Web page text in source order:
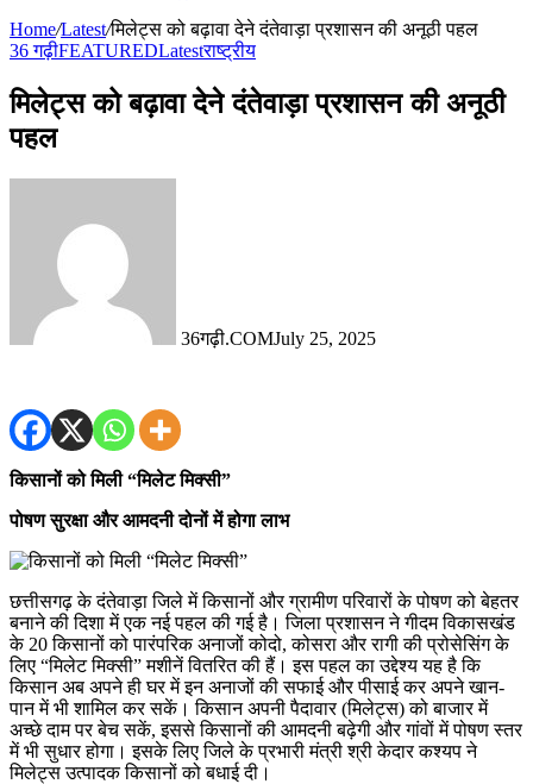
Home/Latest/मिलेट्स को बढ़ावा देने दंतेवाड़ा प्रशासन की अनूठी पहल
36 गढ़ीFEATUREDLatestराष्ट्रीय
मिलेट्स को बढ़ावा देने दंतेवाड़ा प्रशासन की अनूठी
पहल
36गढ़ी.COMJuly 25, 2025
किसानों को मिली “मिलेट मिक्सी”
पोषण सुरक्षा और आमदनी दोनों में होगा लाभ
छत्तीसगढ़ के दंतेवाड़ा जिले में किसानों और ग्रामीण परिवारों के पोषण को बेहतर
बनाने की दिशा में एक नई पहल की गई है। जिला प्रशासन ने गीदम विकासखंड
के 20 किसानों को पारंपरिक अनाजों कोदो, कोसरा और रागी की प्रोसेसिंग के
लिए “मिलेट मिक्सी” मशीनें वितरित की हैं। इस पहल का उद्देश्य यह है कि
किसान अब अपने ही घर में इन अनाजों की सफाई और पीसाई कर अपने खान-
पान में भी शामिल कर सकें। किसान अपनी पैदावार (मिलेट्स) को बाजार में
अच्छे दाम पर बेच सकें, इससे किसानों की आमदनी बढ़ेगी और गांवों में पोषण स्तर
में भी सुधार होगा। इसके लिए जिले के प्रभारी मंत्री श्री केदार कश्यप ने
मिलेट्स उत्पादक किसानों को बधाई दी।